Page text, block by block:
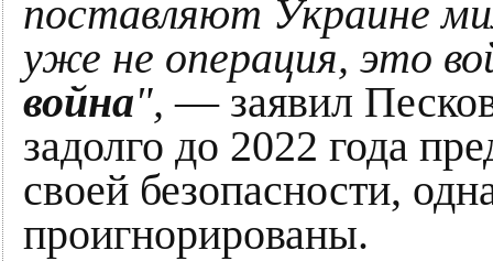
поставляют Украине
уже не операция, это
война", — заявил
задолго до 2022 года
своей безопасности,
проигнорированы.